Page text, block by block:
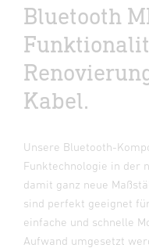
Bluetooth
Kabel.
Unsere Bluetooth-
Funktechnologie in der
damit ganz neue
sind perfekt geeignet
einfache und schnelle
Aufwand umgesetzt